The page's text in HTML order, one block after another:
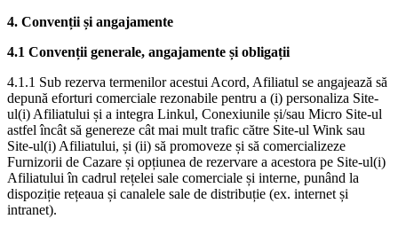
4. Convenții și angajamente
4.1 Convenții generale, angajamente și obligații
4.1.1 Sub rezerva termenilor acestui Acord, Afiliatul se angajează să
depună eforturi comerciale rezonabile pentru a (i) personaliza Site-
ul(i) Afiliatului și a integra Linkul, Conexiunile și/sau Micro Site-ul
astfel încât să genereze cât mai mult trafic către Site-ul Wink sau
Site-ul(i) Afiliatului, și (ii) să promoveze și să comercializeze
Furnizorii de Cazare și opțiunea de rezervare a acestora pe Site-ul(i)
Afiliatului în cadrul rețelei sale comerciale și interne, punând la
dispoziție rețeaua și canalele sale de distribuție (ex. internet și
intranet).